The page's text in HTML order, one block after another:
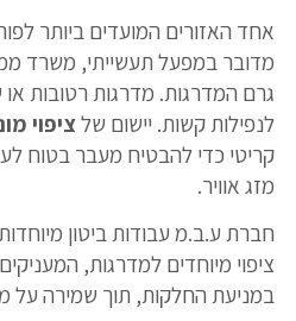
אחד האזורים המועדים ביותר
מדובר במפעל תעשייתי, משרד
גרם המדרגות. מדרגות רטובות או
לנפילות קשות. יישום שלציפוי
קריטי כדי להבטיח מעבר בטוח
מזג אוויר.
חברת ע.ב.מ עבודות ביטון
ציפוי מיוחדים למדרגות,
במניעת החלקות, תוך שמירה על